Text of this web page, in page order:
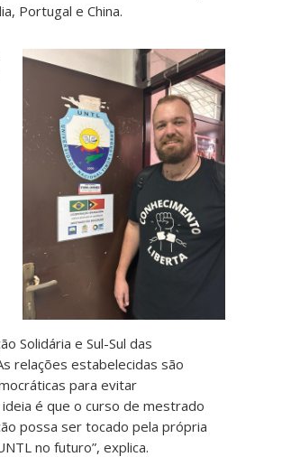
Portugal e China.
Solidária e Sul-Sul das
relações estabelecidas são
para evitar
ideia é que o curso de mestrado
possa ser tocado pela própria
no futuro”, explica.